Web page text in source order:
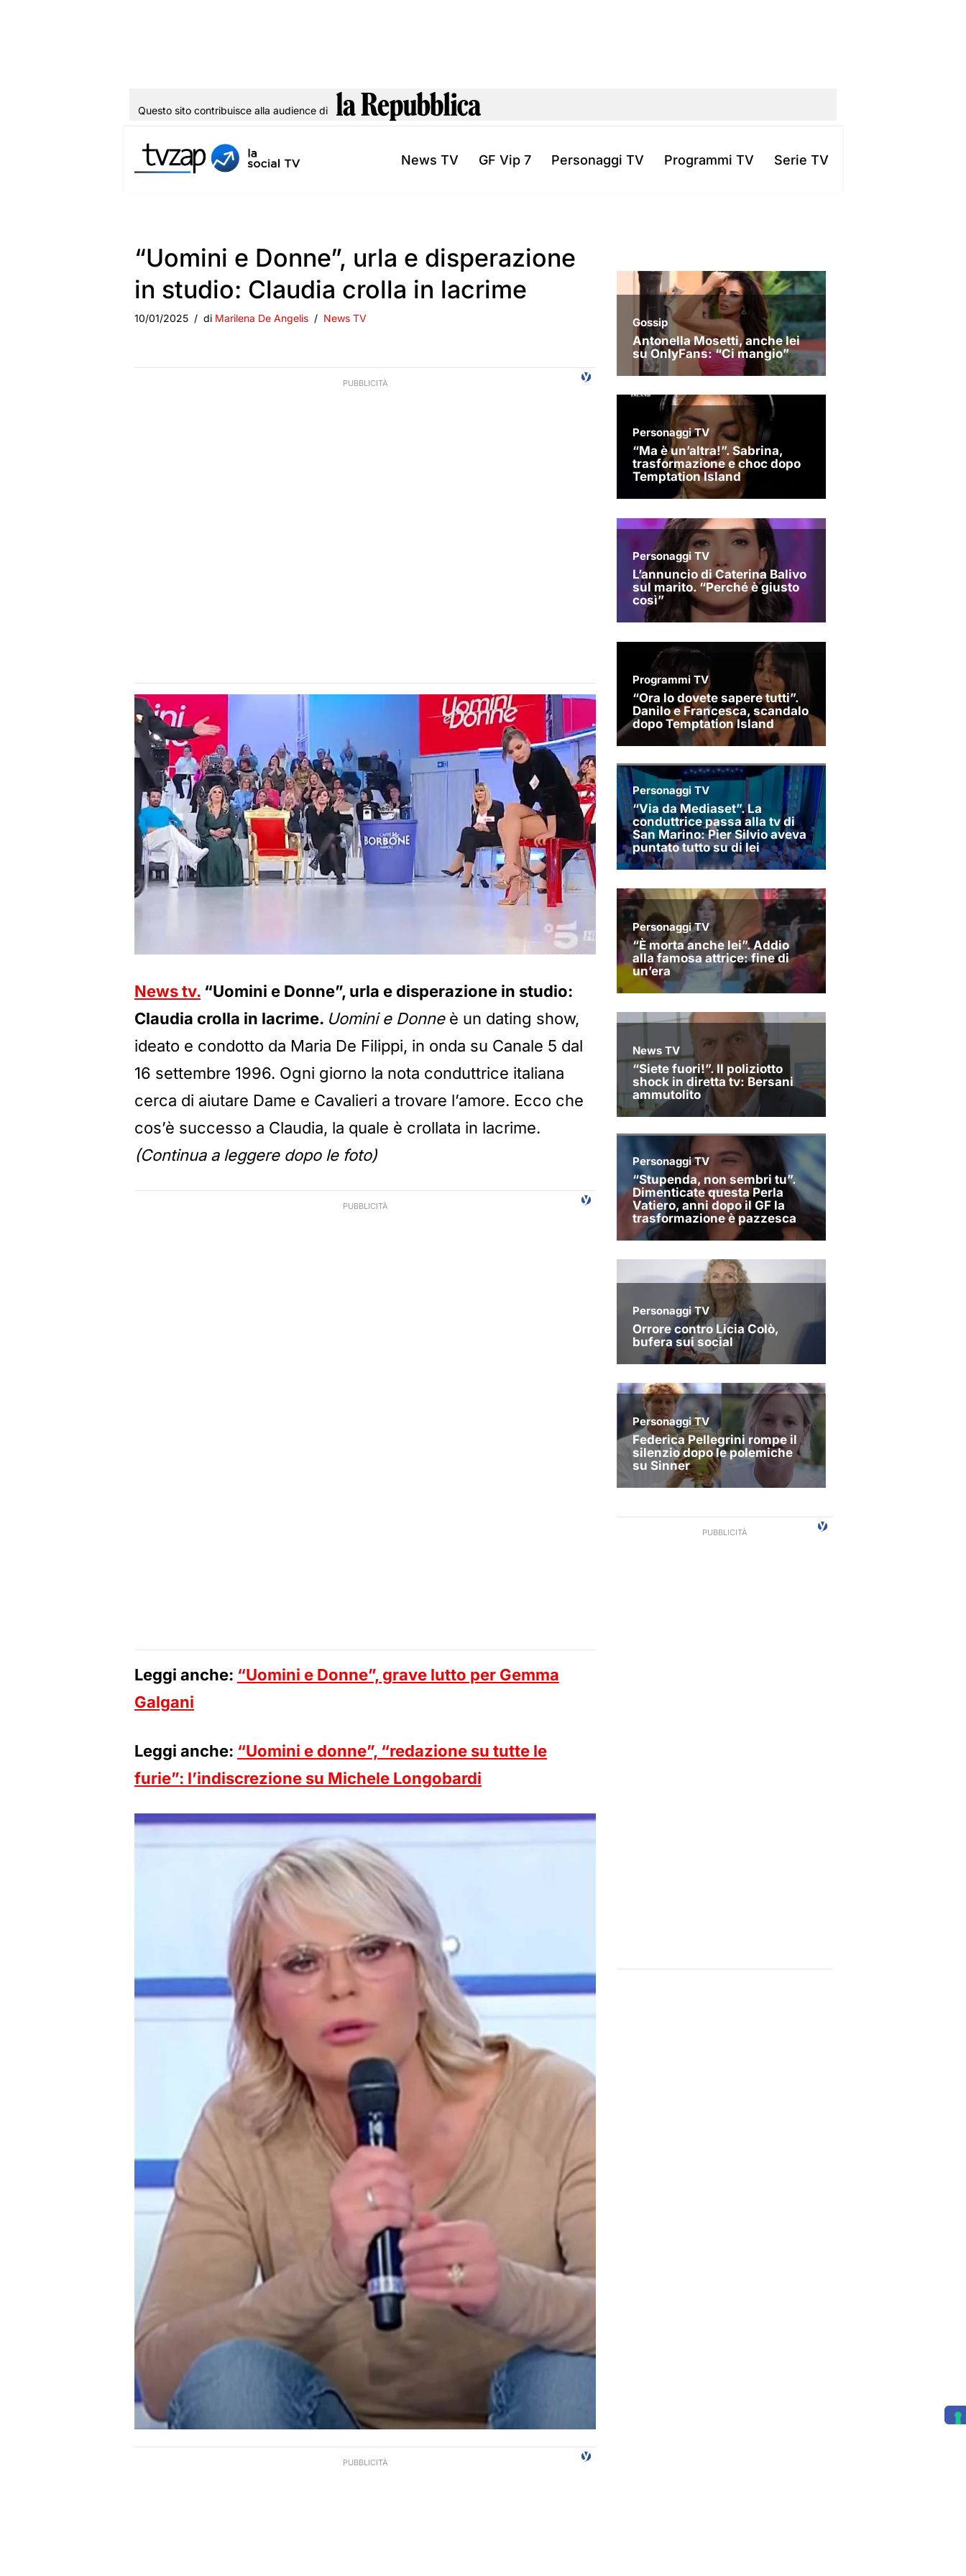
al
Questo sito contribuisce alla audience di
News TV GF Vip 7 Personaggi TV Programmi TV Serie TV
“Uomini e Donne”, urla e disperazione
in studio: Claudia crolla in lacrime
10/01/2025 di Marilena De Angelis News TV
News tv. “Uomini e Donne”, urla e disperazione in studio:
Claudia crolla in lacrime. Uomini e Donne è un dating show,
ideato e condotto da Maria De Filippi, in onda su Canale 5 dal
16 settembre 1996. Ogni giorno la nota conduttrice italiana
cerca di aiutare Dame e Cavalieri a trovare l’amore. Ecco che
cos’è successo a Claudia, la quale è crollata in lacrime.
(Continua a leggere dopo le foto)
Leggi anche: “Uomini e Donne”, grave lutto per Gemma
Galgani
Leggi anche: “Uomini e donne”, “redazione su tutte le
furie”: l’indiscrezione su Michele Longobardi